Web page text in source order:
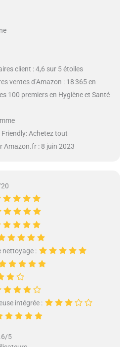
client : 4,6 sur 5 étoiles
ventes d’Amazon : 18 365 en
100 premiers en Hygiène et Santé
Friendly: Achetez tout
Amazon.fr : 8 juin 2023
nettoyage :
intégrée :
5